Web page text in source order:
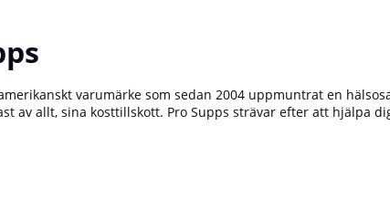
varumärke som sedan 2004 uppmuntrat en
av allt, sina kosttillskott. Pro Supps strävar efter att hjälpa
produkterna för att du ska lyckas! Flertalet såväl